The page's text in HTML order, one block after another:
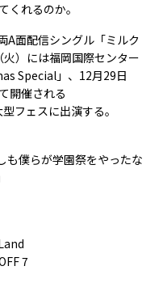
くれるのか。
A面配信シングル「ミルク
）には福岡国際センター
Special」、12月29日
開催される
フェスに出演する。
も僕らが学園祭をやったな
7